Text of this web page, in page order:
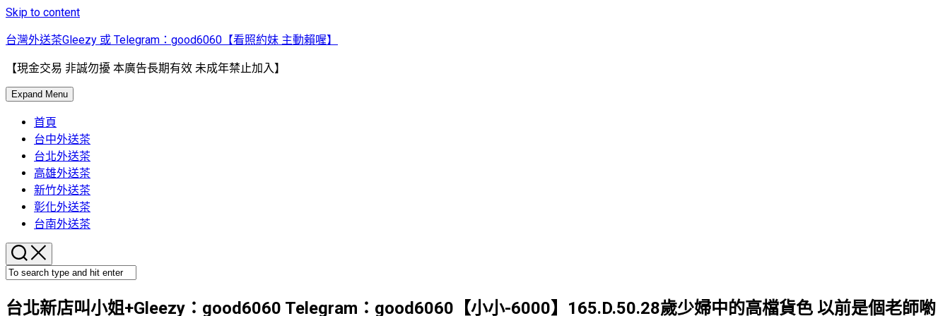
Skip to content
台灣外送茶Gleezy 或 Telegram：good6060【看照約妹 主動賴喔】
【現金交易 非誠勿擾 本廣告長期有效 未成年禁止加入】
Expand Menu
首頁
台中外送茶
台北外送茶
高雄外送茶
新竹外送茶
彰化外送茶
台南外送茶
台北新店叫小姐+Gleezy：good6060 Telegram：good6060【小小-6000】165.D.50.28歲少婦中的高檔貨色 以前是個老師喲